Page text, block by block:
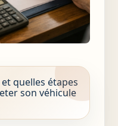
quelles étapes
son véhicule